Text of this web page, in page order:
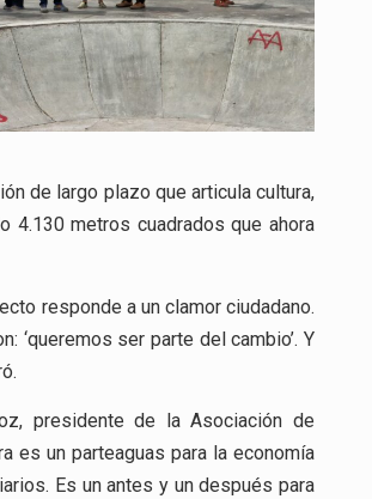
de largo plazo que articula cultura,
4.130 metros cuadrados que ahora
responde a un clamor ciudadano.
‘queremos ser parte del cambio’. Y
presidente de la Asociación de
es un parteaguas para la economía
Es un antes y un después para